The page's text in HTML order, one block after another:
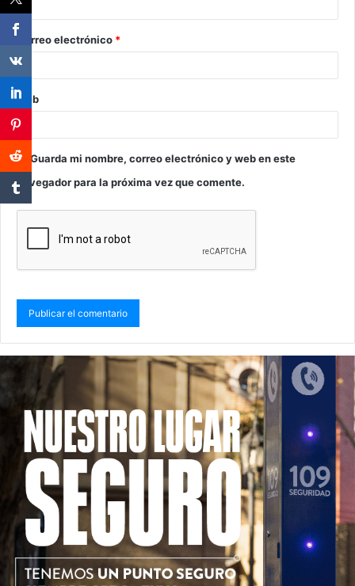
Correo electrónico *
Web
Guarda mi nombre, correo electrónico y web en este
navegador para la próxima vez que comente.